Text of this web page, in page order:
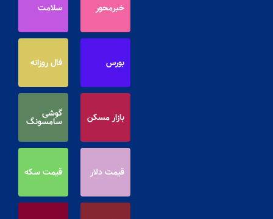
خبرمحور سلامت
بورس فال روزانه
بازار مسکن گوشی
سامسونگ
قیمت دلار قیمت سکه